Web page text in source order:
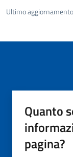
Ultimo
Quanto
pagina?